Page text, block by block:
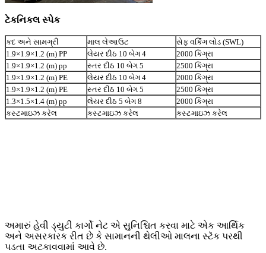
ટેકનિકલ સ્પેક
કદ અને સામગ્રી માલ લેઆઉટ
સેફ વર્કિંગ લોડ (SWL)
1.9×1.9×1.2 (m) PP
લેયર દીઠ 10 બેગ 4
2000 કિગ્રા
1.9×1.9×1.2 (m) pp
સ્તર દીઠ 10 બેગ 5
2500 કિગ્રા
1.9×1.9×1.2 (m) PE
લેયર દીઠ 10 બેગ 4
2000 કિગ્રા
1.9×1.9×1.2 (m) PE
સ્તર દીઠ 10 બેગ 5
2500 કિગ્રા
1.3×1.5×1.4 (m) pp
લેયર દીઠ 5 બેગ 8
2000 કિગ્રા
કસ્ટમાઇઝ કરેલ
કસ્ટમાઇઝ કરેલ કસ્ટમાઇઝ કરેલ
અમારું હેવી ડ્યુટી કાર્ગો નેટ એ સુનિશ્ચિત કરવા માટે એક આર્થિક
અને અસરકારક રીત છે કે સામાનની થેલીઓ માલના સ્ટૅક પરથી
પડતા અટકાવવામાં આવે છે.